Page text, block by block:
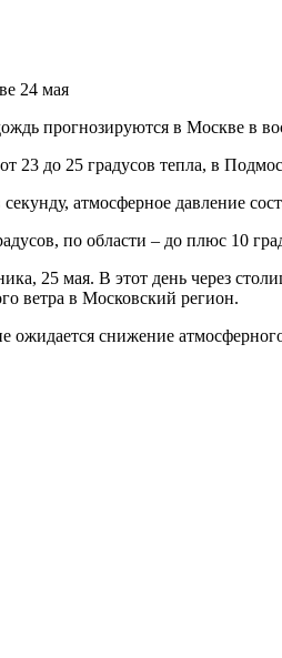
прогнозируются в Москве в
23 до 25 градусов тепла, в
атмосферное давление
по области – до плюс 10
25 мая. В этот день через
ветра в Московский регион.
снижение